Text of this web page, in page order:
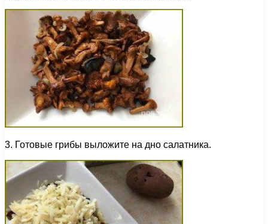
3. Готовые грибы выложите на дно салатника.